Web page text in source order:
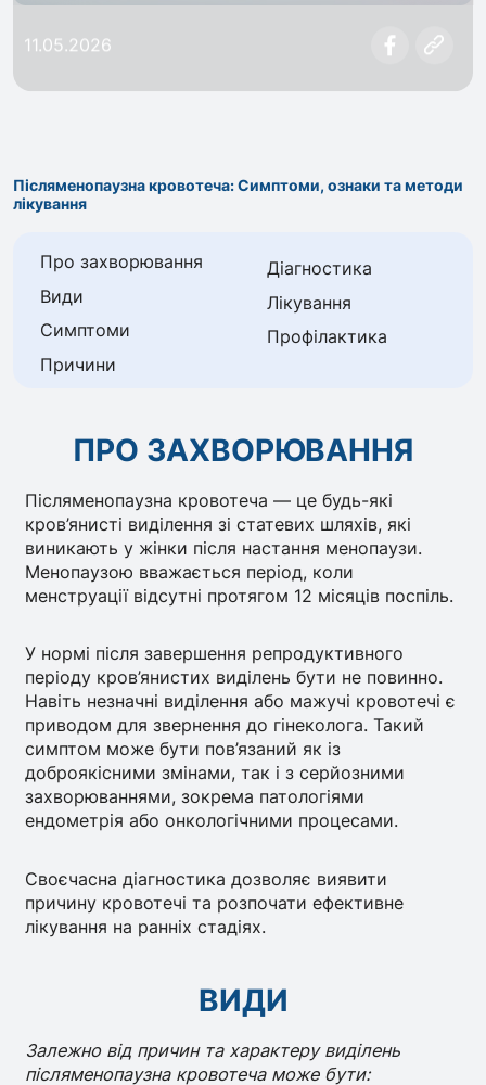
11.05.2026
Післяменопаузна кровотеча: Симптоми, ознаки та методи
лікування
Про захворювання
Види
Симптоми
Причини
Діагностика
Лікування
Профілактика
ПРО ЗАХВОРЮВАННЯ
Післяменопаузна кровотеча — це будь-які
кров’янисті виділення зі статевих шляхів, які
виникають у жінки після настання менопаузи.
Менопаузою вважається період, коли
менструації відсутні протягом 12 місяців поспіль.
У нормі після завершення репродуктивного
періоду кров’янистих виділень бути не повинно.
Навіть незначні виділення або мажучі кровотечі є
приводом для звернення до гінеколога. Такий
симптом може бути пов’язаний як із
доброякісними змінами, так і з серйозними
захворюваннями, зокрема патологіями
ендометрія або онкологічними процесами.
Своєчасна діагностика дозволяє виявити
причину кровотечі та розпочати ефективне
лікування на ранніх стадіях.
ВИДИ
Залежно від причин та характеру виділень
післяменопаузна кровотеча може бути: